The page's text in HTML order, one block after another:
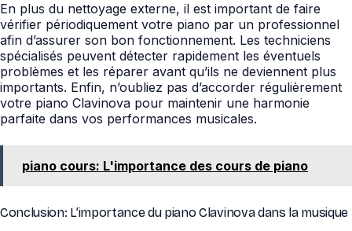
En plus du nettoyage externe, il est important de faire
vérifier périodiquement votre piano par un professionnel
afin d’assurer son bon fonctionnement. Les techniciens
spécialisés peuvent détecter rapidement les éventuels
problèmes et les réparer avant qu’ils ne deviennent plus
importants. Enfin, n’oubliez pas d’accorder régulièrement
votre piano Clavinova pour maintenir une harmonie
parfaite dans vos performances musicales.
piano cours: L'importance des cours de piano
Conclusion: L’importance du piano Clavinova dans la musique